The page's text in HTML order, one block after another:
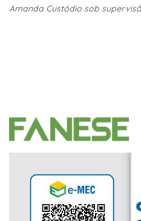
Amanda Custódio sob